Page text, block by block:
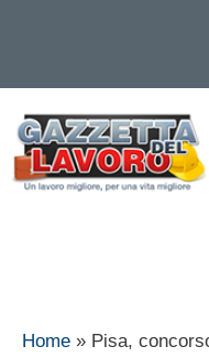
contenuto
Home » Pisa,